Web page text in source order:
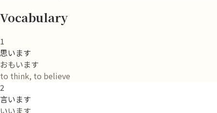
Vocabulary
1
思います
おもいます
to think, to believe
2
言います
いいます